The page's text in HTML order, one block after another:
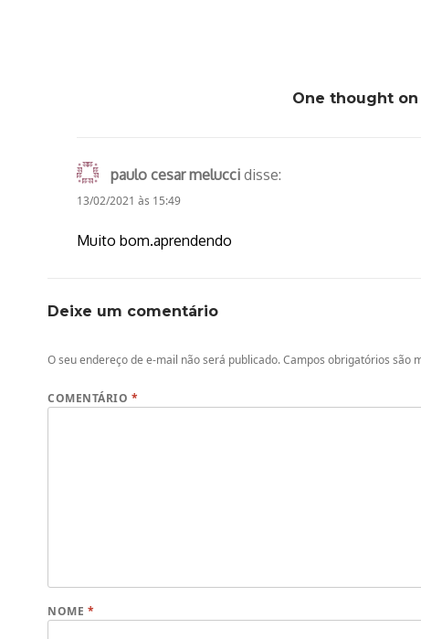
One thought on
paulo cesar melucci disse:
13/02/2021 às 15:49
Muito bom.aprendendo
Deixe um comentário
O seu endereço de e-mail não será publicado.Campos obrigatórios são
COMENTÁRIO *
NOME *